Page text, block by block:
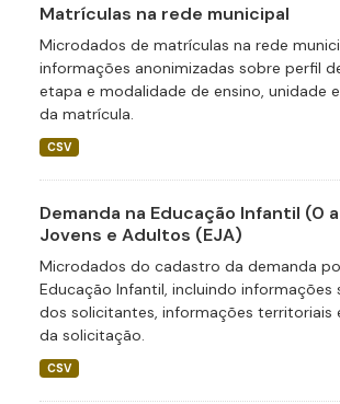
Matrículas na rede municipal
Microdados de matrículas na rede
informações anonimizadas sobre perfil
etapa e modalidade de ensino, unidade
da matrícula.
CSV
Demanda na Educação Infantil (0
Jovens e Adultos (EJA)
Microdados do cadastro da demanda
Educação Infantil, incluindo informações
dos solicitantes, informações territoriais
da solicitação.
CSV